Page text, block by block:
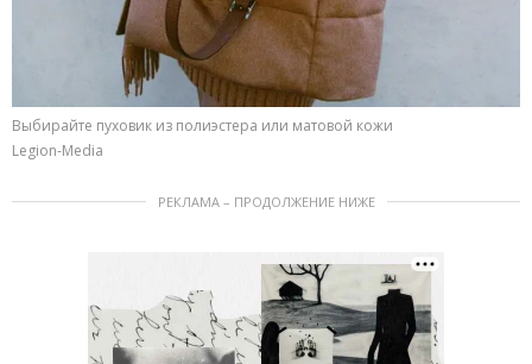
Выбирайте пуховик из полиэстера или матовой кожи
Legion-Media
РЕКЛАМА – ПРОДОЛЖЕНИЕ НИЖЕ